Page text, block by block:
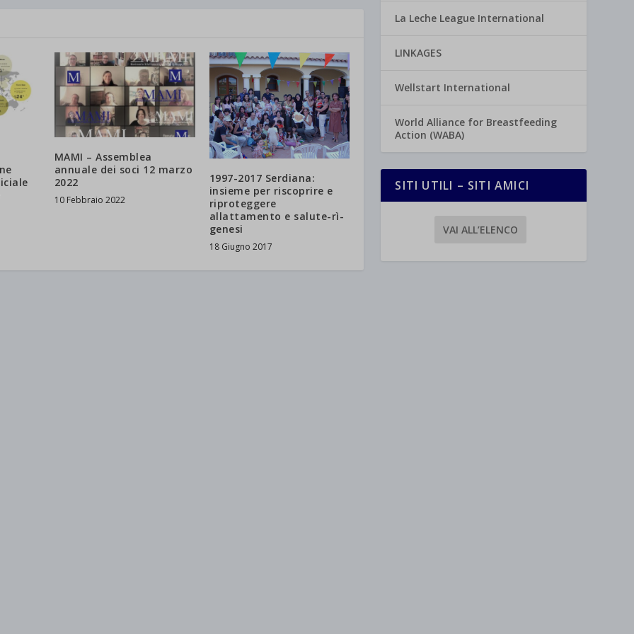
MAMI – Assemblea
annuale dei soci 12 marzo
2022
10 Febbraio 2022
1997-2017 Serdiana:
insieme per riscoprire e
riproteggere
allattamento e salute-rì-
genesi
18 Giugno 2017
La Leche League International
LINKAGES
Wellstart International
World Alliance for Breastfeeding
Action (WABA)
SITI UTILI – SITI AMICI
VAI ALL’ELENCO